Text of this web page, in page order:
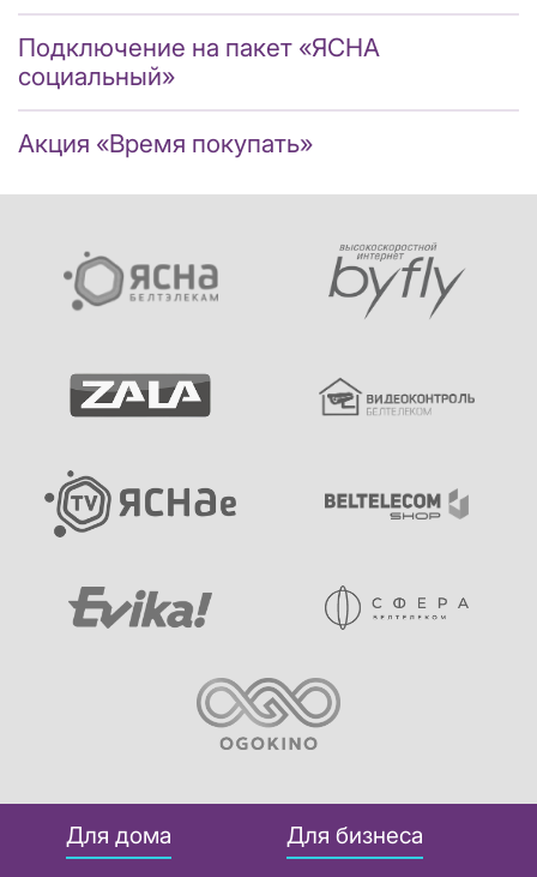
Подключение на пакет «ЯСНА
социальный»
Акция «Время покупать»
Для дома Для бизнеса